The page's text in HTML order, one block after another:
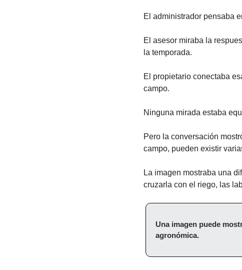
El administrador pensaba
El asesor miraba la
la temporada.
El propietario conectaba
campo.
Ninguna mirada estaba
Pero la conversación
campo, pueden existir
La imagen mostraba una
cruzarla con el riego, las
Una imagen puede
agronómica.